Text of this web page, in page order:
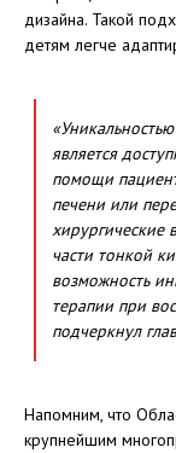
дизайна. Такой
детям легче
является
помощи
печени или
хирургические
части тонкой
возможность
терапии при
подчеркнул
Напомним, что
крупнейшим